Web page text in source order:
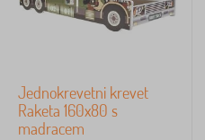
Jednokrevetni krevet
Raketa 160x80 s
madracem